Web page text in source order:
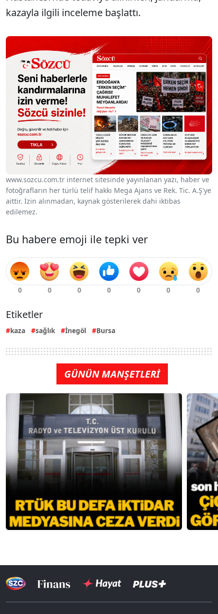
kazayla ilgili inceleme başlattı.
www.sozcu.com.tr internet sitesinde yayınlanan yazı, haber ve
fotoğrafların her türlü telif hakkı Mega Ajans ve Rek. Tic. A.Ş'ye
aittir. İzin alınmadan, kaynak gösterilerek dahi iktibas
edilemez.
Bu habere emoji ile tepki ver
Etiketler
kaza sağlık İnegöl Bursa
GÜNÜN MANŞETLERİ